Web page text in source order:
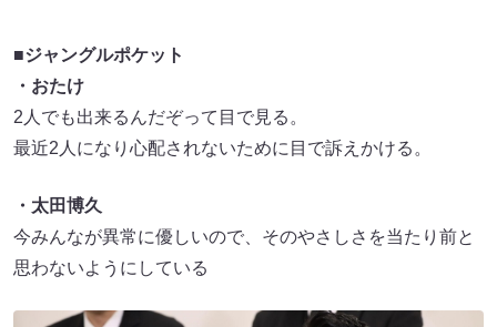
■ジャングルポケット
・おたけ
2人でも出来るんだぞって目で見る。
最近2人になり心配されないために目で訴えかける。
・太田博久
今みんなが異常に優しいので、そのやさしさを当たり前と
思わないようにしている